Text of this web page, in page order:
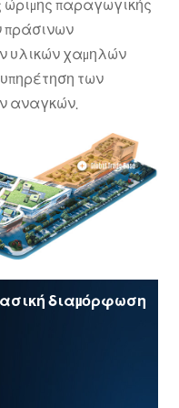
ώριμης παραγωγικής
πράσινων
υλικών χαμηλών
των
αναγκών.
διαμόρφωση